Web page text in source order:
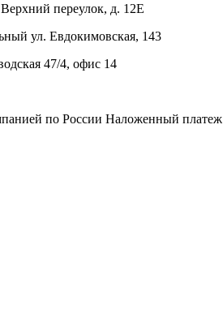
переулок, д. 12Е
ул. Евдокимовская, 143
47/4, офис 14
по России Наложенный платеж